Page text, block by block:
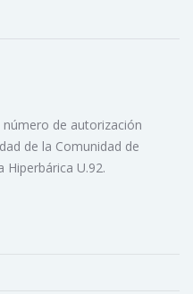
de autorización
de la Comunidad de
Hiperbárica U.92.